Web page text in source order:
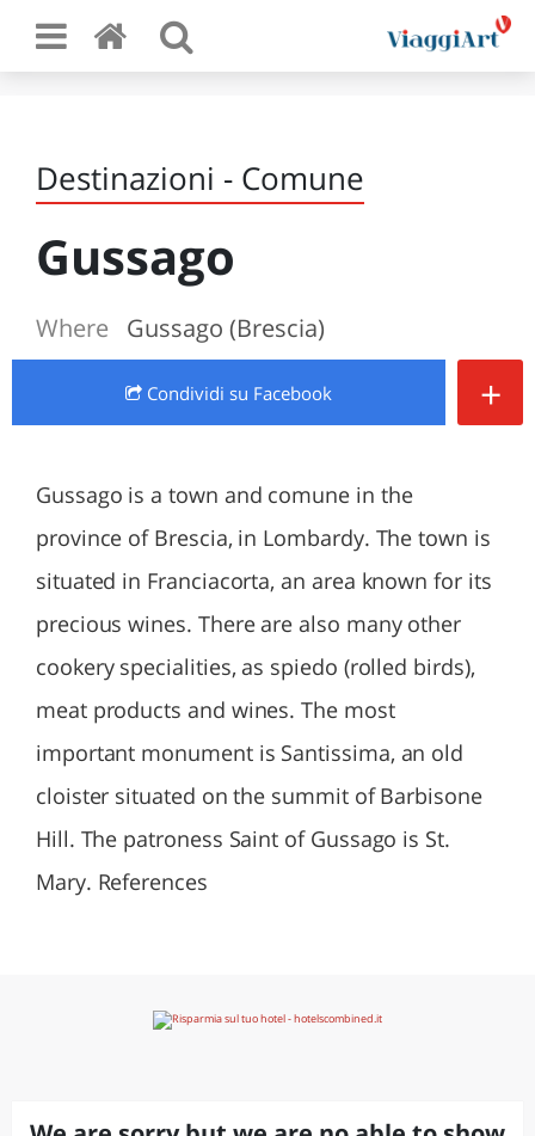
Destinazioni - Comune
Gussago
Where Gussago (Brescia)
Condividi su Facebook +
Gussago is a town and comune in the
province of Brescia, in Lombardy. The town is
situated in Franciacorta, an area known for its
precious wines. There are also many other
cookery specialities, as spiedo (rolled birds),
meat products and wines. The most
important monument is Santissima, an old
cloister situated on the summit of Barbisone
Hill. The patroness Saint of Gussago is St.
Mary. References